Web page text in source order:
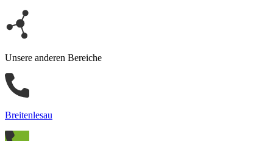
Unsere anderen Bereiche
Breitenlesau